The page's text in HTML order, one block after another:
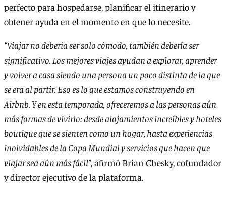
perfecto para hospedarse, planificar el itinerario y
obtener ayuda en el momento en que lo necesite.
“Viajar no debería ser solo cómodo, también debería ser
significativo. Los mejores viajes ayudan a explorar, aprender
y volver a casa siendo una persona un poco distinta de la que
se era al partir. Eso es lo que estamos construyendo en
Airbnb. Y en esta temporada, ofreceremos a las personas aún
más formas de vivirlo: desde alojamientos increíbles y hoteles
boutique que se sienten como un hogar, hasta experiencias
inolvidables de la Copa Mundial y servicios que hacen que
viajar sea aún más fácil”, afirmó Brian Chesky, cofundador
y director ejecutivo de la plataforma.